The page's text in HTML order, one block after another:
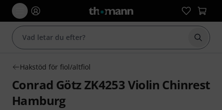
Börja
Hakstöd för fiol/altfiol
Conrad Götz ZK4253 Violin Chinrest
Hamburg